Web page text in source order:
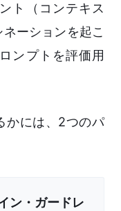
ト（コンテキス
ーションを起こ
ンプトを評価用
かには、2つのパ
ン・ガードレ